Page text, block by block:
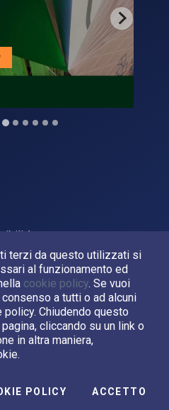
terzi da questo utilizzati si
al funzionamento ed
cookie policy. Se vuoi
a tutti o ad alcuni
Chiudendo questo
cliccando su un link o
in altra maniera,
POLICY ACCETTO
2026. P.Iva 03638121008
Asi su YouTube